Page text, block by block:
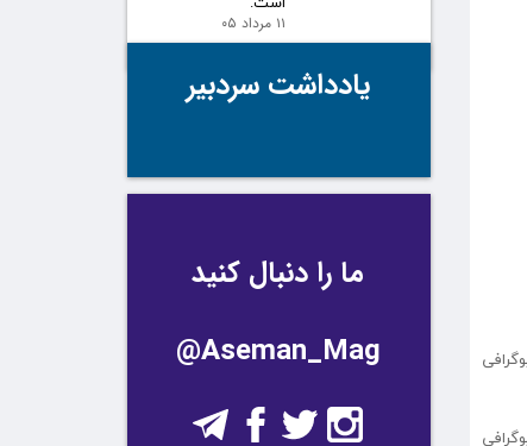
۱۱ مرداد ۰۵
یادداشت سردبیر
@Aseman_Mag
ما را دنبال کنید